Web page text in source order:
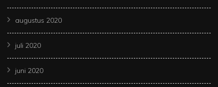
augustus 2020
juli 2020
juni 2020